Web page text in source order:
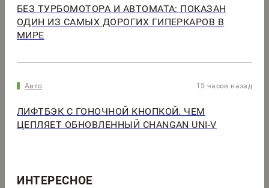
БЕЗ ТУРБОМОТОРА И АВТОМАТА: ПОКАЗАН
ОДИН ИЗ САМЫХ ДОРОГИХ ГИПЕРКАРОВ В
МИРЕ
Авто 15 часов назад
ЛИФТБЭК С ГОНОЧНОЙ КНОПКОЙ. ЧЕМ
ЦЕПЛЯЕТ ОБНОВЛЕННЫЙ CHANGAN UNI-V
ИНТЕРЕСНОЕ